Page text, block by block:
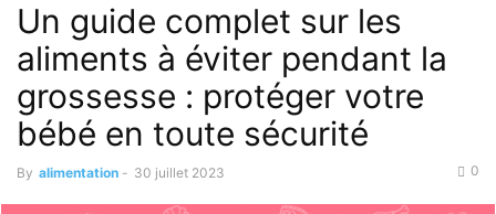
Un guide complet sur les
aliments à éviter pendant la
grossesse : protéger votre
bébé en toute sécurité
By alimentation - 30 juillet 2023 0